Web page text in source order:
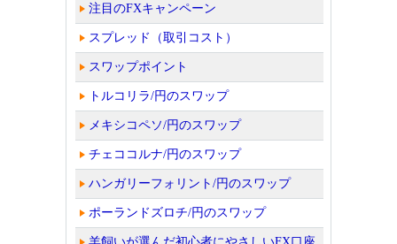
注目のFXキャンペーン
スプレッド（取引コスト）
スワップポイント
トルコリラ/円のスワップ
メキシコペソ/円のスワップ
チェココルナ/円のスワップ
ハンガリーフォリント/円のスワップ
ポーランドズロチ/円のスワップ